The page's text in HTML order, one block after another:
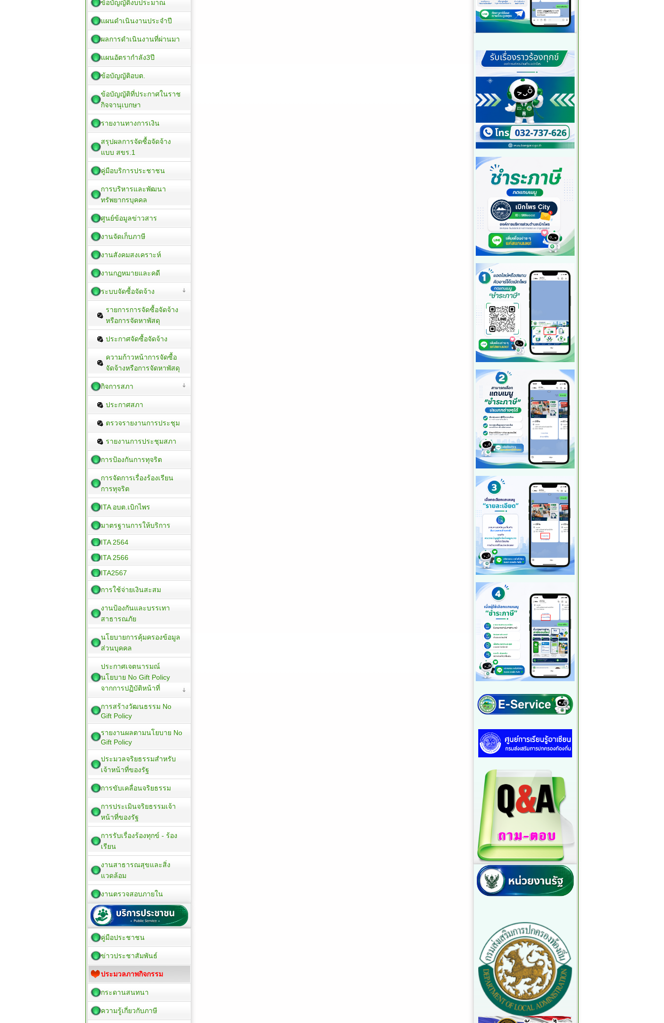
ข้อบัญญัติงบประมาณ
แผนดำเนินงานประจำปี
ผลการดำเนินงานที่ผ่านมา
แผนอัตรากำลัง3ปี
ข้อบัญญัติอบต.
ข้อบัญญัติที่ประกาศในราช
กิจจานุเบกษา
รายงานทางการเงิน
สรุปผลการจัดซื้อจัดจ้าง
แบบ สขร.1
คู่มือบริการประชาชน
การบริหารและพัฒนา
ทรัพยากรบุคคล
ศูนย์ข้อมูลข่าวสาร
งานจัดเก็บภาษี
งานสังคมสงเคราะห์
งานกฏหมายและคดี
ระบบจัดซื้อจัดจ้าง
รายการการจัดซื้อจัดจ้าง
หรือการจัดหาพัสดุ
ประกาศจัดซื้อจัดจ้าง
ความก้าวหน้าการจัดซื้อ
จัดจ้างหรือการจัดหาพัสดุ
กิจการสภา
ประกาศสภา
ตรวจรายงานการประชุม
รายงานการประชุมสภา
การป้องกันการทุจริต
การจัดการเรื่องร้องเรียน
การทุจริต
ITA อบต.เบิกไพร
มาตรฐานการให้บริการ
ITA 2564
ITA 2566
ITA2567
การใช้จ่ายเงินสะสม
งานป้องกันและบรรเทา
สาธารณภัย
นโยบายการคุ้มครองข้อมูล
ส่วนบุคคล
ประกาศเจตนารมณ์
นโยบาย No Gift Policy
จากการปฏิบัติหน้าที่
การสร้างวัฒนธรรม No
Gift Policy
รายงานผลตามนโยบาย No
Gift Policy
ประมวลจริยธรรมสำหรับ
เจ้าหน้าที่ของรัฐ
การขับเคลื่อนจริยธรรม
การประเมินจริยธรรมเจ้า
หน้าที่ของรัฐ
การรับเรื่องร้องทุกข์ - ร้อง
เรียน
งานสาธารณสุขและสิ่ง
แวดล้อม
งานตรวจสอบภายใน
คู่มือประชาชน
ข่าวประชาสัมพันธ์
ประมวลภาพกิจกรรม
กระดานสนทนา
ความรู้เกี่ยวกับภาษี